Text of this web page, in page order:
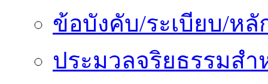
ข้อบังคับ/ระเบียบ/ห
ประมวลจริยธรรมส